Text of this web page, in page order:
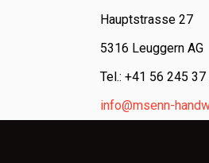
Hauptstrasse 27
5316 Leuggern AG
Tel.: +41 56 245 37
info@msenn-